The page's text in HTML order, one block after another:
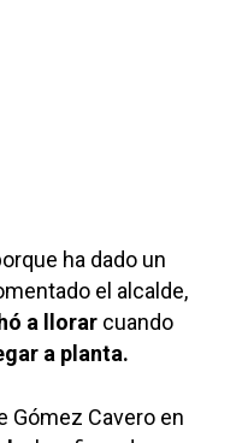
ha dado un
el alcalde,
a llorar cuando
a planta.
Gómez Cavero en